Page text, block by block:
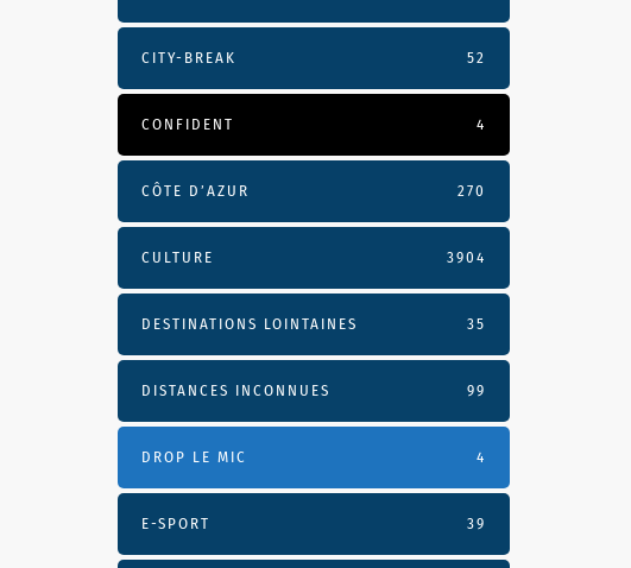
CITY-BREAK 52
CONFIDENT 4
CÔTE D’AZUR 270
CULTURE 3904
DESTINATIONS LOINTAINES 35
DISTANCES INCONNUES 99
DROP LE MIC 4
E-SPORT 39